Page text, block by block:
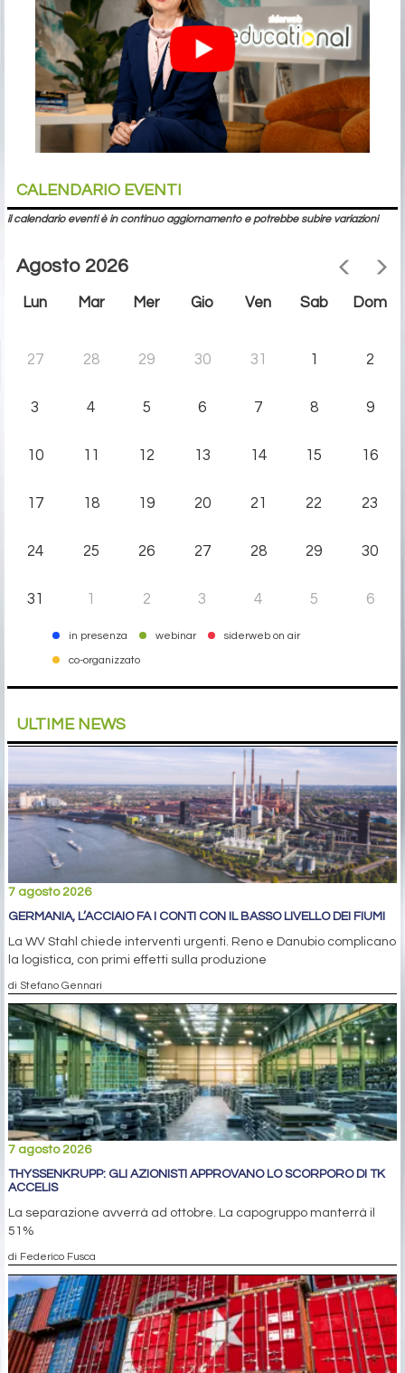
CALENDARIO EVENTI
il calendario eventi è in continuo aggiornamento e potrebbe subire variazioni
Agosto 2026
Lun Mar Mer Gio Ven Sab Dom
27 28 29 30 31 1 2
3 4 5 6 7 8 9
10 11 12 13 14 15 16
17 18 19 20 21 22 23
24 25 26 27 28 29 30
31 1 2 3 4 5 6
in presenza webinar siderweb on air
co-organizzato
ULTIME NEWS
7 agosto 2026
GERMANIA, L’ACCIAIO FA I CONTI CON IL BASSO LIVELLO DEI FIUMI
La WV Stahl chiede interventi urgenti. Reno e Danubio complicano
la logistica, con primi effetti sulla produzione
di Stefano Gennari
7 agosto 2026
THYSSENKRUPP: GLI AZIONISTI APPROVANO LO SCORPORO DI TK
ACCELIS
La separazione avverrà ad ottobre. La capogruppo manterrà il
51%
di Federico Fusca